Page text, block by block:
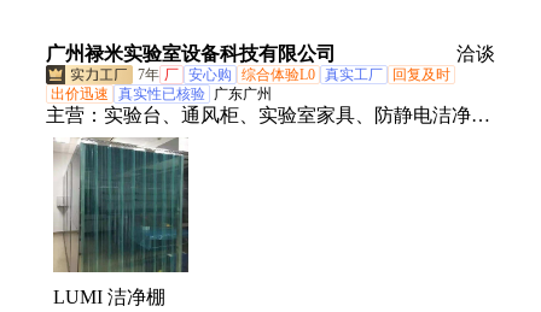
直供
表面电阻率
10E9-10E11
料 抗静电弹性
体
广州禄米实验室设备科技有限公司 洽谈
7年 厂 安心购 综合体验L0 真实工厂
回复及时
出价迅速
真实性已核验 广东广州
主营： 实验台、通风柜、实验室家具、防静电洁净
棚、实验室通风系统、实验室装修、实验室设计、实
验室气体、洁净室、洁净车间、取材台、仪器台、天
平台、高温台、试剂柜、药品柜、器皿柜、器械柜、
安全柜、防爆柜、样品柜、风淋室、货淋室
LUMI 洁净棚